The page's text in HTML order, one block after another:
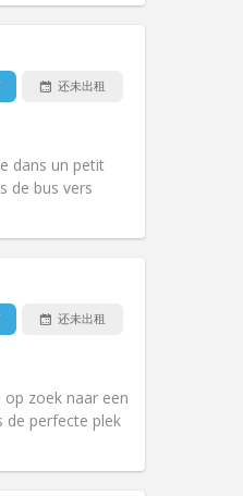
社区氛围
还未出租
dans un petit
de bus vers
馨, 安静
还未出租
zoek naar een
de perfecte plek